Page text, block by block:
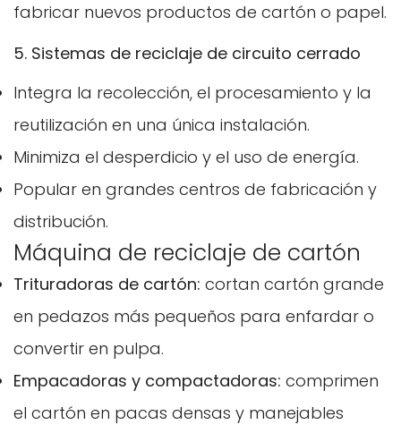
fabricar nuevos productos de cartón o papel.
5. Sistemas de reciclaje de circuito cerrado
Integra la recolección, el procesamiento y la
reutilización en una única instalación.
Minimiza el desperdicio y el uso de energía.
Popular en grandes centros de fabricación y
distribución.
Máquina de reciclaje de cartón
Trituradoras de cartón: cortan cartón grande
en pedazos más pequeños para enfardar o
convertir en pulpa.
Empacadoras y compactadoras: comprimen
el cartón en pacas densas y manejables